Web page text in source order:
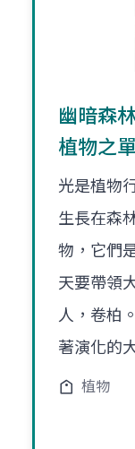
幽暗森
植物之
光是植物
生長在森
物，它們
天要帶領
人，卷柏
著演化的
植物